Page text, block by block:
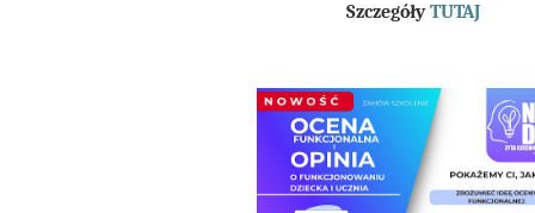
SzczegółyTUTAJ